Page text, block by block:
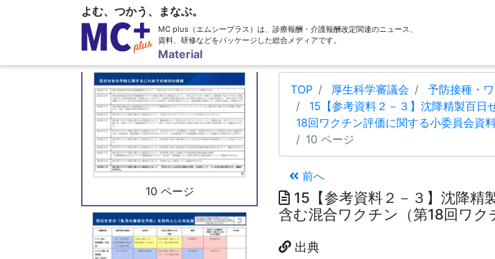
よむ、つかう、まなぶ。
MC plus（エムシープラス）は、診療報酬・介護報酬改定関連のニュース、
資料、研修などをパッケージした総合メディアです。
Material
9 ページ
10 ページ
TOP 厚生科学審議会
予防接種・
15【参考資料２－３】沈降精製百日
18回ワクチン評価に関する小委員会資料
10 ページ
前へ
15【参考資料２－３】沈降精
含む混合ワクチン（第18回ワ
出典